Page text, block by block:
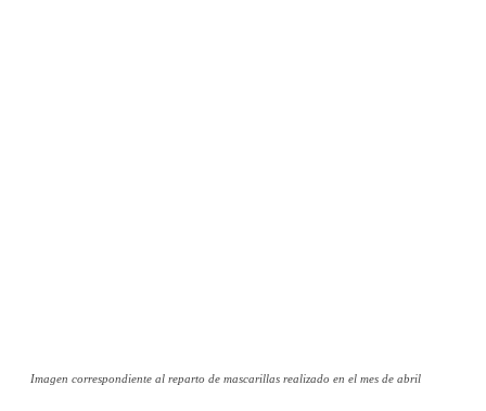
Imagen correspondiente al reparto de mascarillas realizado en el mes de abril